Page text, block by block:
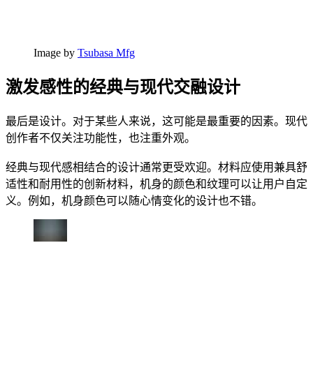
Image by Tsubasa Mfg
激发感性的经典与现代交融设计
最后是设计。对于某些人来说，这可能是最重要的因素。现代
创作者不仅关注功能性，也注重外观。
经典与现代感相结合的设计通常更受欢迎。材料应使用兼具舒
适性和耐用性的创新材料，机身的颜色和纹理可以让用户自定
义。例如，机身颜色可以随心情变化的设计也不错。